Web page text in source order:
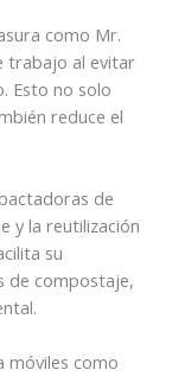
como Mr.
trabajo al evitar
Esto no solo
reduce el
de
y la reutilización
su
de compostaje,
móviles como